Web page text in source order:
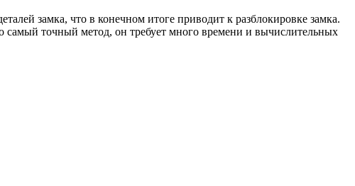
замка, что в конечном итоге приводит к разблокировке замка.
самый точный метод, он требует много времени и вычислительных